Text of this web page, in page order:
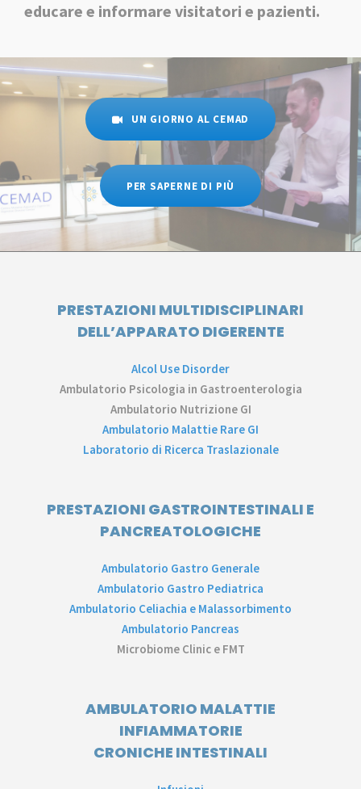
educare e informare visitatori e pazienti.
UN GIORNO AL CEMAD
PER SAPERNE DI PIÙ
PRESTAZIONI MULTIDISCIPLINARI
DELL’APPARATO DIGERENTE
Alcol Use Disorder
Ambulatorio Psicologia in Gastroenterologia
Ambulatorio Nutrizione GI
Ambulatorio Malattie Rare GI
Laboratorio di Ricerca Traslazionale
PRESTAZIONI GASTROINTESTINALI E
PANCREATOLOGICHE
Ambulatorio Gastro Generale
Ambulatorio Gastro Pediatrica
Ambulatorio Celiachia e Malassorbimento
Ambulatorio Pancreas
Microbiome Clinic e FMT
AMBULATORIO MALATTIE
INFIAMMATORIE
CRONICHE INTESTINALI